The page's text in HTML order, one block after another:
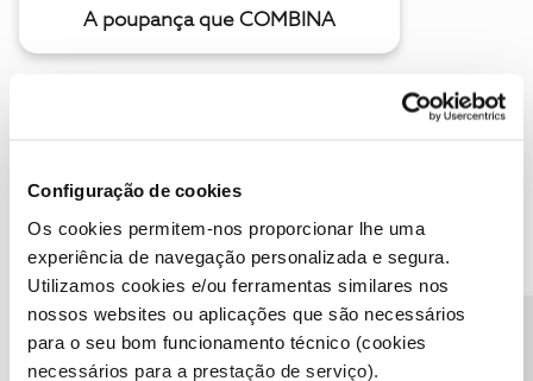
Configuração de cookies
Os cookies permitem-nos proporcionar lhe uma
experiência de navegação personalizada e segura.
Utilizamos cookies e/ou ferramentas similares nos
nossos websites ou aplicações que são necessários
para o seu bom funcionamento técnico (cookies
necessários para a prestação de serviço).
A poupança que COMBINA
Descubra as novidades de julho